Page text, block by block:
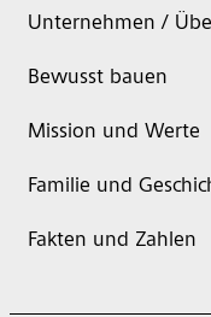
Unternehmen /
Bewusst bauen
Mission und Werte
Familie und
Fakten und Zahlen